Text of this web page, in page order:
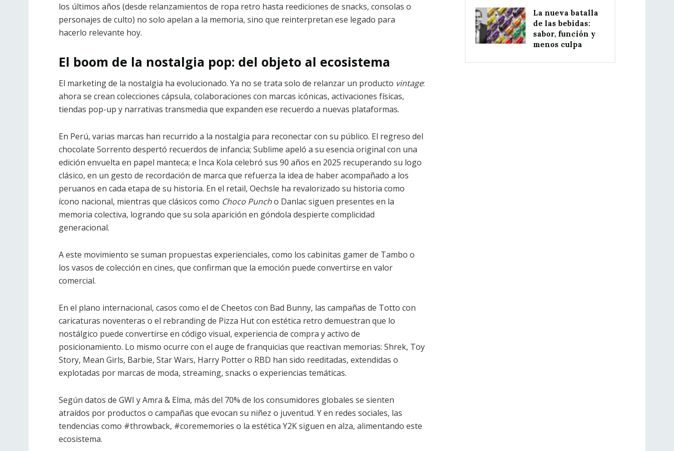
los últimos años (desde relanzamientos de ropa retro hasta reediciones de snacks, consolas o
personajes de culto) no solo apelan a la memoria, sino que reinterpretan ese legado para
hacerlo relevante hoy.
El boom de la nostalgia pop: del objeto al ecosistema
El marketing de la nostalgia ha evolucionado. Ya no se trata solo de relanzar un producto vintage:
ahora se crean colecciones cápsula, colaboraciones con marcas icónicas, activaciones físicas,
tiendas pop-up y narrativas transmedia que expanden ese recuerdo a nuevas plataformas.
En Perú, varias marcas han recurrido a la nostalgia para reconectar con su público. El regreso del
chocolate Sorrento despertó recuerdos de infancia; Sublime apeló a su esencia original con una
edición envuelta en papel manteca; e Inca Kola celebró sus 90 años en 2025 recuperando su logo
clásico, en un gesto de recordación de marca que refuerza la idea de haber acompañado a los
peruanos en cada etapa de su historia. En el retail, Oechsle ha revalorizado su historia como
ícono nacional, mientras que clásicos como Choco Puncho Danlac siguen presentes en la
memoria colectiva, logrando que su sola aparición en góndola despierte complicidad
generacional.
A este movimiento se suman propuestas experienciales, como los cabinitas gamer de Tambo o
los vasos de colección en cines, que confirman que la emoción puede convertirse en valor
comercial.
En el plano internacional, casos como el de Cheetos con Bad Bunny, las campañas de Totto con
caricaturas noventeras o el rebranding de Pizza Hut con estética retro demuestran que lo
nostálgico puede convertirse en código visual, experiencia de compra y activo de
posicionamiento. Lo mismo ocurre con el auge de franquicias que reactivan memorias: Shrek, Toy
Story, Mean Girls, Barbie, Star Wars, Harry Potter o RBD han sido reeditadas, extendidas o
explotadas por marcas de moda, streaming, snacks o experiencias temáticas.
Según datos de GWI y Amra & Elma, más del 70% de los consumidores globales se sienten
atraídos por productos o campañas que evocan su niñez o juventud. Y en redes sociales, las
tendencias como #throwback, #corememories o la estética Y2K siguen en alza, alimentando este
ecosistema.
La nueva batalla
de las bebidas:
sabor, función y
menos culpa